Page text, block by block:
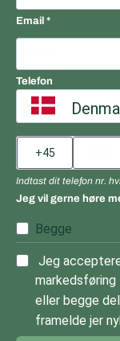
Email
Telefon
Indtast dit telefon nr.
Jeg vil gerne høre
Begge
Jeg
markedsføring
eller begge
framelde jer